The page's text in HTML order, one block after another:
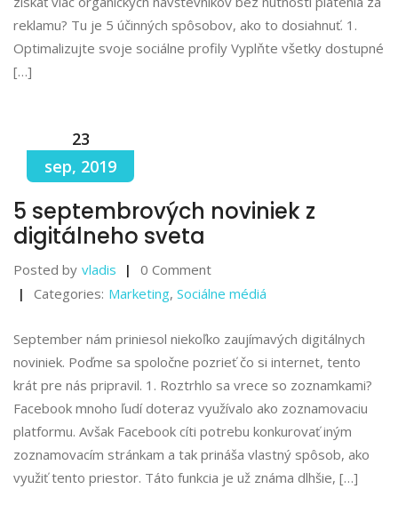
reklamu? Tu je 5 účinných spôsobov, ako to dosiahnuť. 1.
Optimalizujte svoje sociálne profily Vyplňte všetky dostupné
[…]
23
sep, 2019
5 septembrových noviniek z
digitálneho sveta
Posted by vladis
0 Comment
Categories: Marketing, Sociálne médiá
September nám priniesol niekoľko zaujímavých digitálnych
noviniek. Poďme sa spoločne pozrieť čo si internet, tento
krát pre nás pripravil. 1. Roztrhlo sa vrece so zoznamkami?
Facebook mnoho ľudí doteraz využívalo ako zoznamovaciu
platformu. Avšak Facebook cíti potrebu konkurovať iným
zoznamovacím stránkam a tak prináša vlastný spôsob, ako
využiť tento priestor. Táto funkcia je už známa dlhšie, […]